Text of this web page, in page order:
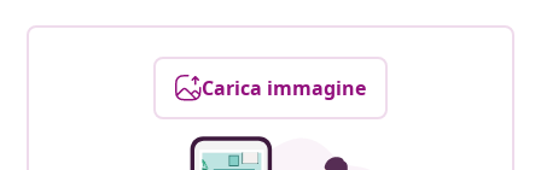
Carica immagine